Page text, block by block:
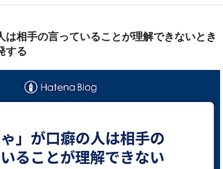
は相手の言っていることが理解できないとき
する